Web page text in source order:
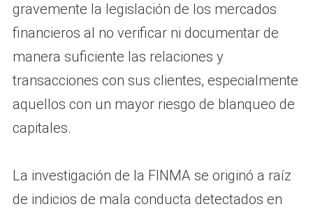
gravemente la legislación de los mercados
financieros al no verificar ni documentar de
manera suficiente las relaciones y
transacciones con sus clientes, especialmente
aquellos con un mayor riesgo de blanqueo de
capitales.
La investigación de la FINMA se originó a raíz
de indicios de mala conducta detectados en